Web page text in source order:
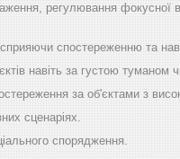
регулювання фокусної
спостереженню та
навіть за густою туманом
за об'єктами з
сценаріях.
спорядження.